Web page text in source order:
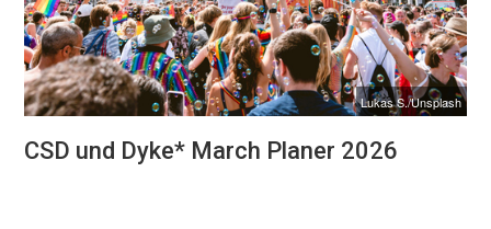
Lukas S./Unsplash
CSD und Dyke* March Planer 2026